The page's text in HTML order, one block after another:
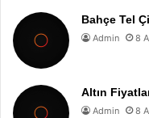
Bahçe Tel
Admin 8
Altın
Admin 8